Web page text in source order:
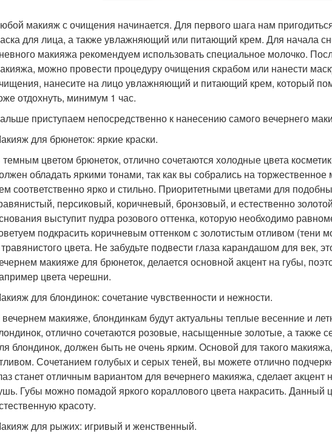
макияж с очищения начинается. Для первого шага нам
для лица, а также увлажняющий или питающий крем. Для начала
макияжа рекомендуем использовать специальное молочко.
можно провести процедуру очищения скрабом или нанести
нанесите на лицо увлажняющий и питающий крем, который
отдохнуть, минимум 1 час.
приступаем непосредственно к нанесению самого вечернего
для брюнеток: яркие краски.
цветом брюнеток, отлично сочетаются холодные цвета
обладать яркими тонами, так как вы собрались на
соответственно ярко и стильно. Приоритетными цветами для
персиковый, коричневый, бронзовый, и естественно
выступит пудра розового оттенка, которую необходимо
подкрасить коричневым оттенком с золотистым отливом (тени
цвета. Не забудьте подвести глаза карандашом для век,
макияже для брюнеток, делается основной акцент на губы,
цвета черешни.
для блондинок: сочетание чувственности и нежности.
макияже, блондинкам будут актуальны теплые весенние и
отлично сочетаются розовые, насыщенные золотые, а также
блондинок, должен быть не очень ярким. Основой для такого
Сочетанием голубых и серых теней, вы можете отлично
станет отличным вариантом для вечернего макияжа, сделает акцент
Губы можно помадой яркого кораллового цвета накрасить. Данный
красоту.
для рыжих: игривый и женственный.